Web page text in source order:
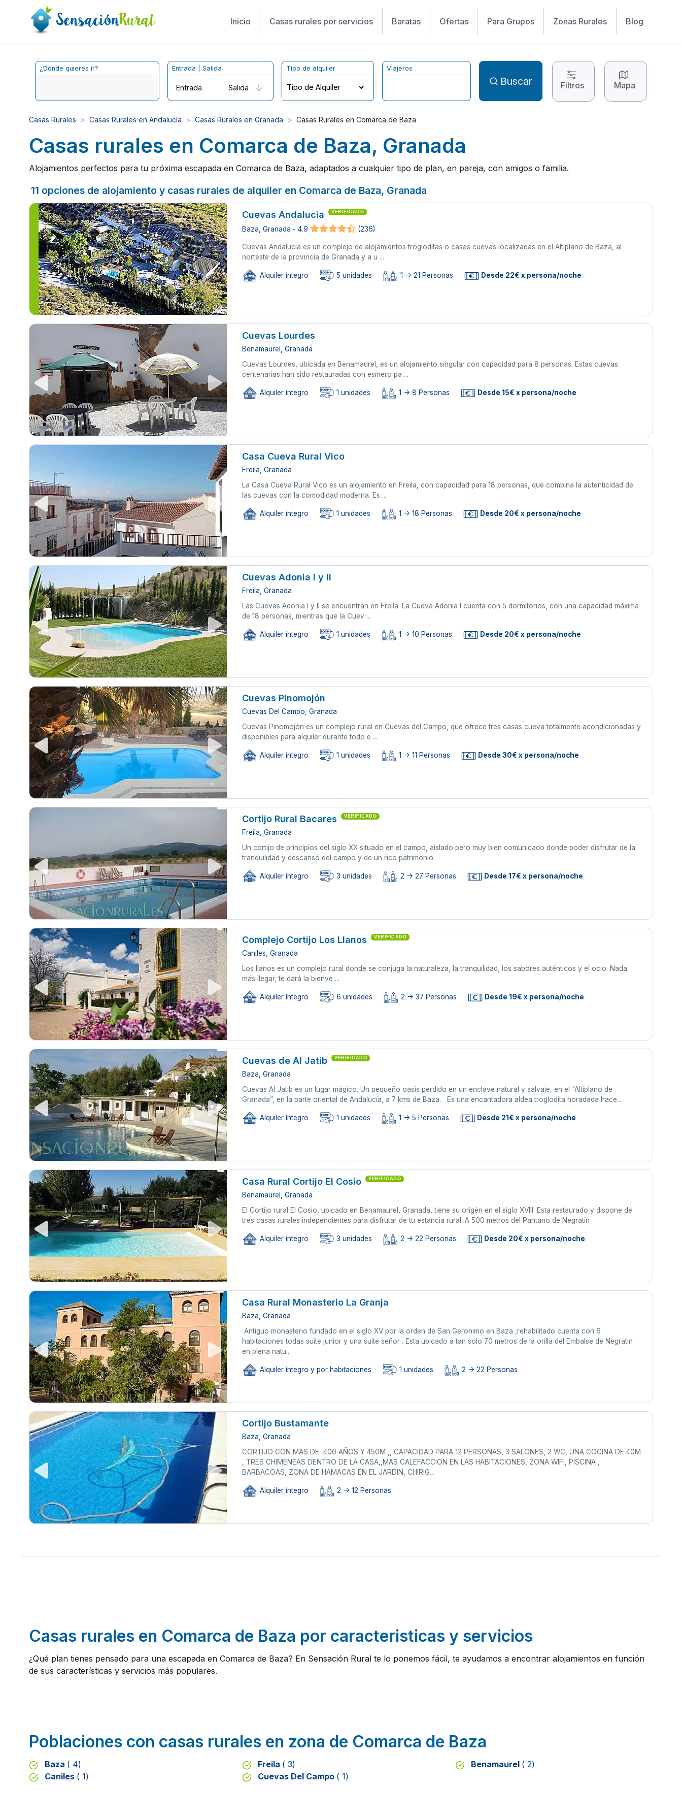
Inicio Casas rurales por servicios Baratas Ofertas Para Grupos Zonas Rurales Blog
¿Dónde quieres ir? Entrada | Salida
Entrada Salida
Tipo de alquiler Viajeros
Buscar Filtros Mapa
Casas Rurales Casas Rurales en Andalucía Casas Rurales en Granada Casas Rurales en Comarca de Baza
Casas rurales en Comarca de Baza, Granada
Alojamientos perfectos para tu próxima escapada en Comarca de Baza, adaptados a cualquier tipo de plan, en pareja, con amigos o familia.
11 opciones de alojamiento y casas rurales de alquiler en Comarca de Baza, Granada
Cuevas Andalucia VERIFICADO
Baza, Granada - 4.9 (236)
Cuevas Andalucia es un complejo de alojamientos trogloditas o casas cuevas localizadas en el Altiplano de Baza, al
norteste de la provincia de Granada y a u ...
Alquiler íntegro 5 unidades 1 -> 21 Personas Desde 22€ x persona/noche
Cuevas Lourdes
Benamaurel, Granada
Cuevas Lourdes, ubicada en Benamaurel, es un alojamiento singular con capacidad para 8 personas. Estas cuevas
centenarias han sido restauradas con esmero pa ...
Alquiler íntegro 1 unidades 1 -> 8 Personas Desde 15€ x persona/noche
Casa Cueva Rural Vico
Freila, Granada
La Casa Cueva Rural Vico es un alojamiento en Freila, con capacidad para 18 personas, que combina la autenticidad de
las cuevas con la comodidad moderna. Es ...
Alquiler íntegro 1 unidades 1 -> 18 Personas Desde 20€ x persona/noche
Cuevas Adonia I y II
Freila, Granada
Las Cuevas Adonia I y II se encuentran en Freila. La Cueva Adonia I cuenta con 5 dormitorios, con una capacidad máxima
de 18 personas, mientras que la Cuev ...
Alquiler íntegro 1 unidades 1 -> 10 Personas Desde 20€ x persona/noche
Cuevas Pinomojón
Cuevas Del Campo, Granada
Cuevas Pinomojón es un complejo rural en Cuevas del Campo, que ofrece tres casas cueva totalmente acondicionadas y
disponibles para alquiler durante todo e ...
Alquiler íntegro 1 unidades 1 -> 11 Personas Desde 30€ x persona/noche
Cortijo Rural Bacares VERIFICADO
Freila, Granada
Un cortijo de principios del siglo XX situado en el campo, aislado pero muy bien comunicado donde poder disfrutar de la
tranquilidad y descanso del campo y de un rico patrimonio
Alquiler íntegro 3 unidades 2 -> 27 Personas Desde 17€ x persona/noche
Complejo Cortijo Los Llanos VERIFICADO
Caniles, Granada
Los llanos es un complejo rural donde se conjuga la naturaleza, la tranquilidad, los sabores auténticos y el ocio. Nada
más llegar, te dará la bienve ...
Alquiler íntegro 6 unidades 2 -> 37 Personas Desde 19€ x persona/noche
Cuevas de Al Jatib VERIFICADO
Baza, Granada
Cuevas Al Jatib es un lugar mágico. Un pequeño oasis perdido en un enclave natural y salvaje, en el “Altiplano de
Granada”, en la parte oriental de Andalucía, a 7 kms de Baza. Es una encantadora aldea troglodita horadada hace...
Alquiler íntegro 1 unidades 1 -> 5 Personas Desde 21€ x persona/noche
Casa Rural Cortijo El Cosio VERIFICADO
Benamaurel, Granada
El Cortijo rural El Cosio, ubicado en Benamaurel, Granada, tiene su origén en el siglo XVIII. Esta restaurado y dispone de
tres casas rurales independientes para disfrutar de tu estancia rural. A 500 metros del Pantano de Negratín
Alquiler íntegro 3 unidades 2 -> 22 Personas Desde 20€ x persona/noche
Casa Rural Monasterio La Granja
Baza, Granada
Antiguo monasterio fundado en el siglo XV por la orden de San Geronimo en Baza ,rehabilitado cuenta con 6
habitaciones todas suite junior y una suite señor . Esta ubicado a tan solo 70 metros de la orilla del Embalse de Negratin
en plena natu...
Alquiler íntegro y por habitaciones 1 unidades 2 -> 22 Personas
Cortijo Bustamante
Baza, Granada
CORTIJO CON MAS DE 400 AÑOS Y 450M ,, CAPACIDAD PARA 12 PERSONAS, 3 SALONES, 2 WC, UNA COCINA DE 40M
, TRES CHIMENEAS DENTRO DE LA CASA,,MAS CALEFACCION EN LAS HABITACIONES, ZONA WIFI, PISCINA ,
BARBACOAS, ZONA DE HAMACAS EN EL JARDIN, CHIRIG...
Alquiler íntegro 2 -> 12 Personas
Casas rurales en Comarca de Baza por caracteristicas y servicios
¿Qué plan tienes pensado para una escapada en Comarca de Baza? En Sensación Rural te lo ponemos fácil, te ayudamos a encontrar alojamientos en función
de sus características y servicios más populares.
Poblaciones con casas rurales en zona de Comarca de Baza
Baza ( 4) Freila ( 3) Benamaurel ( 2)
Caniles ( 1) Cuevas Del Campo ( 1)